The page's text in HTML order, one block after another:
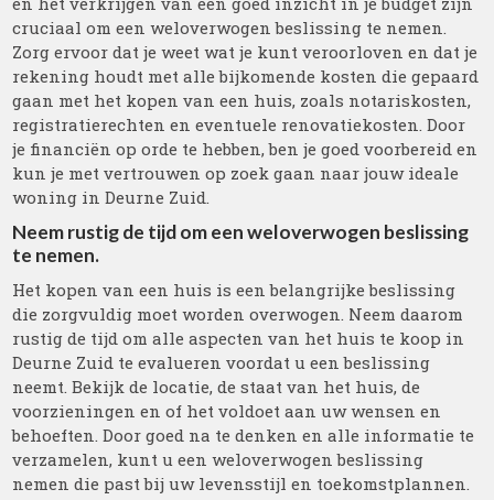
cruciaal om een weloverwogen beslissing te nemen.
Zorg ervoor dat je weet wat je kunt veroorloven en dat je
rekening houdt met alle bijkomende kosten die gepaard
gaan met het kopen van een huis, zoals notariskosten,
registratierechten en eventuele renovatiekosten. Door
je financiën op orde te hebben, ben je goed voorbereid en
kun je met vertrouwen op zoek gaan naar jouw ideale
woning in Deurne Zuid.
Neem rustig de tijd om een weloverwogen beslissing
te nemen.
Het kopen van een huis is een belangrijke beslissing
die zorgvuldig moet worden overwogen. Neem daarom
rustig de tijd om alle aspecten van het huis te koop in
Deurne Zuid te evalueren voordat u een beslissing
neemt. Bekijk de locatie, de staat van het huis, de
voorzieningen en of het voldoet aan uw wensen en
behoeften. Door goed na te denken en alle informatie te
verzamelen, kunt u een weloverwogen beslissing
nemen die past bij uw levensstijl en toekomstplannen.